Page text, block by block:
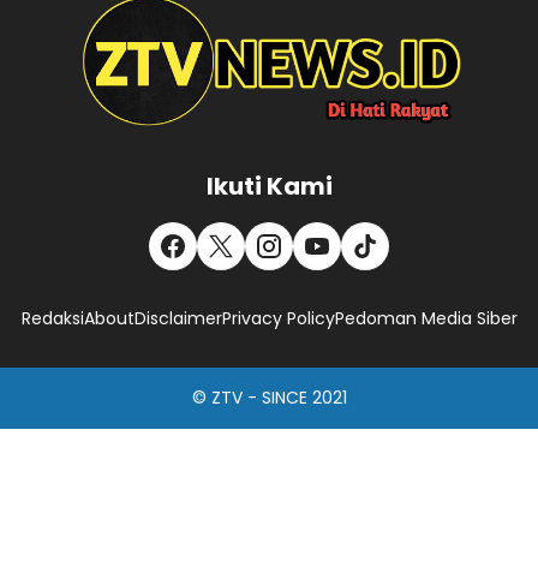
Ikuti Kami
RedaksiAboutDisclaimerPrivacy PolicyPedoman Media Siber
© ZTV - SINCE 2021